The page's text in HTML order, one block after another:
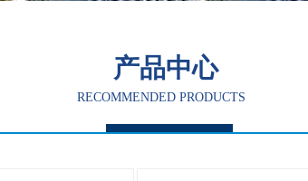
产品中心
RECOMMENDED PRODUCTS